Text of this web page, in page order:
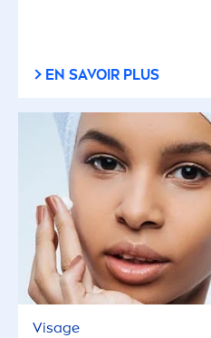
EN SAVOIR PLUS
Visage